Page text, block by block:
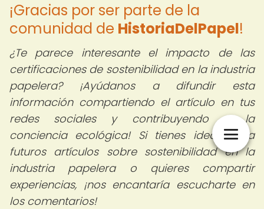
¡Gracias por ser parte de la
comunidad de HistoriaDelPapel!
¿Te parece interesante el impacto de las
certificaciones de sostenibilidad en la industria
papelera?¡Ayúdanos a difundir esta
información compartiendo el artículo en tus
redes sociales y contribuyendo a la
conciencia ecológica! Si tienes ideas para
futuros artículos sobre sostenibilidad en la
industria papelera o quieres compartir
experiencias, ¡nos encantaría escucharte en
los comentarios!